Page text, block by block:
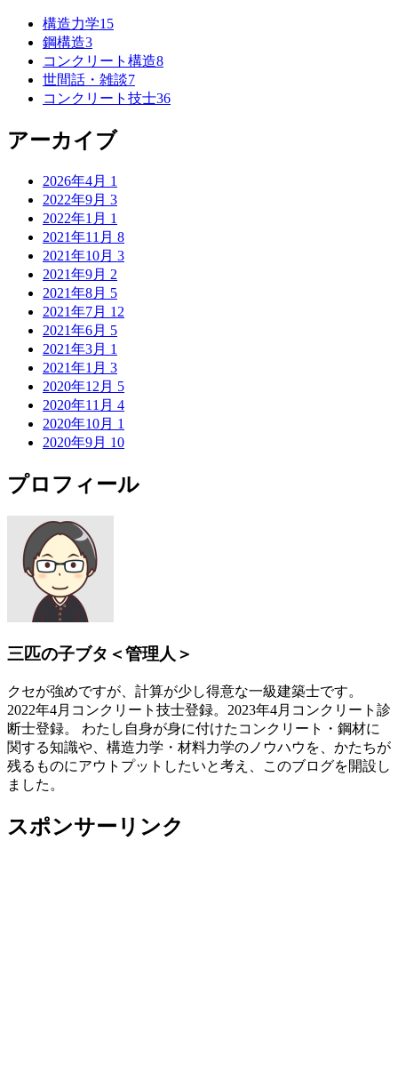
構造力学15
鋼構造3
コンクリート構造8
世間話・雑談7
コンクリート技士36
アーカイブ
2026年4月 1
2022年9月 3
2022年1月 1
2021年11月 8
2021年10月 3
2021年9月 2
2021年8月 5
2021年7月 12
2021年6月 5
2021年3月 1
2021年1月 3
2020年12月 5
2020年11月 4
2020年10月 1
2020年9月 10
プロフィール
三匹の子ブタ＜管理人＞
クセが強めですが、計算が少し得意な一級建築士です。
2022年4月コンクリート技士登録。2023年4月コンクリート診
断士登録。 わたし自身が身に付けたコンクリート・鋼材に
関する知識や、構造力学・材料力学のノウハウを、かたちが
残るものにアウトプットしたいと考え、このブログを開設し
ました。
スポンサーリンク